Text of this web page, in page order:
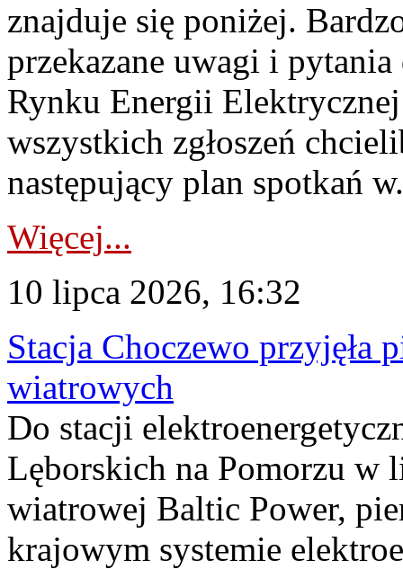
znajduje się poniżej.
przekazane uwagi i
Rynku Energii
wszystkich zgłoszeń
następujący plan spotkań
Więcej...
10 lipca 2026, 16:32
Stacja Choczewo przyjęła
wiatrowych
Do stacji
Lęborskich na Pomorzu w
wiatrowej Baltic Power,
krajowym systemie